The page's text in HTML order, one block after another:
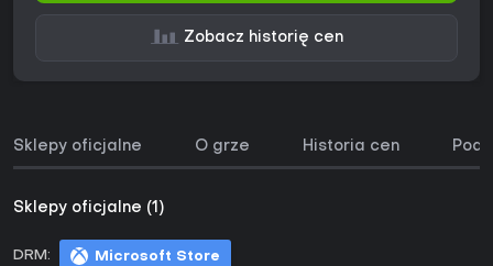
Zobacz historię cen
Sklepy oficjalne O grze Historia cen
Sklepy oficjalne (1)
DRM: Microsoft Store